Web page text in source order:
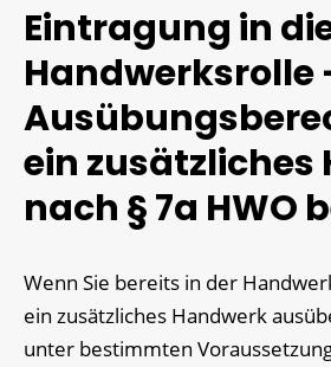
Eintragung in
Handwerksrolle
ein zusätzliches
nach § 7a HWO
Wenn Sie bereits in der
ein zusätzliches Handwerk
unter bestimmten